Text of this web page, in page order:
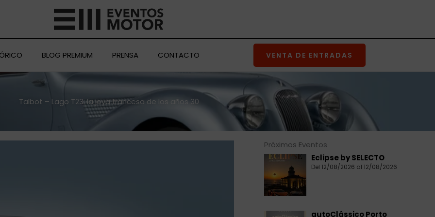
BLOG PREMIUM PRENSA CONTACTO VENTA DE ENTRADAS
Talbot – Lago T23: la joya francesa de los años 30
Próximos Eventos
Eclipse by SELECTO
Del 12/08/2026 al 12/08/2026
autoClássico Porto